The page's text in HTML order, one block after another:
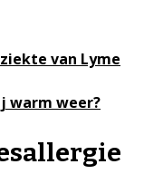
van Lyme
warm weer?